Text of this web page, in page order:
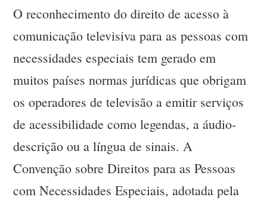
O reconhecimento do direito de acesso à
comunicação televisiva para as pessoas com
necessidades especiais tem gerado em
muitos países normas jurídicas que obrigam
os operadores de televisão a emitir serviços
de acessibilidade como legendas, a áudio-
descrição ou a língua de sinais. A
Convenção sobre Direitos para as Pessoas
com Necessidades Especiais, adotada pela